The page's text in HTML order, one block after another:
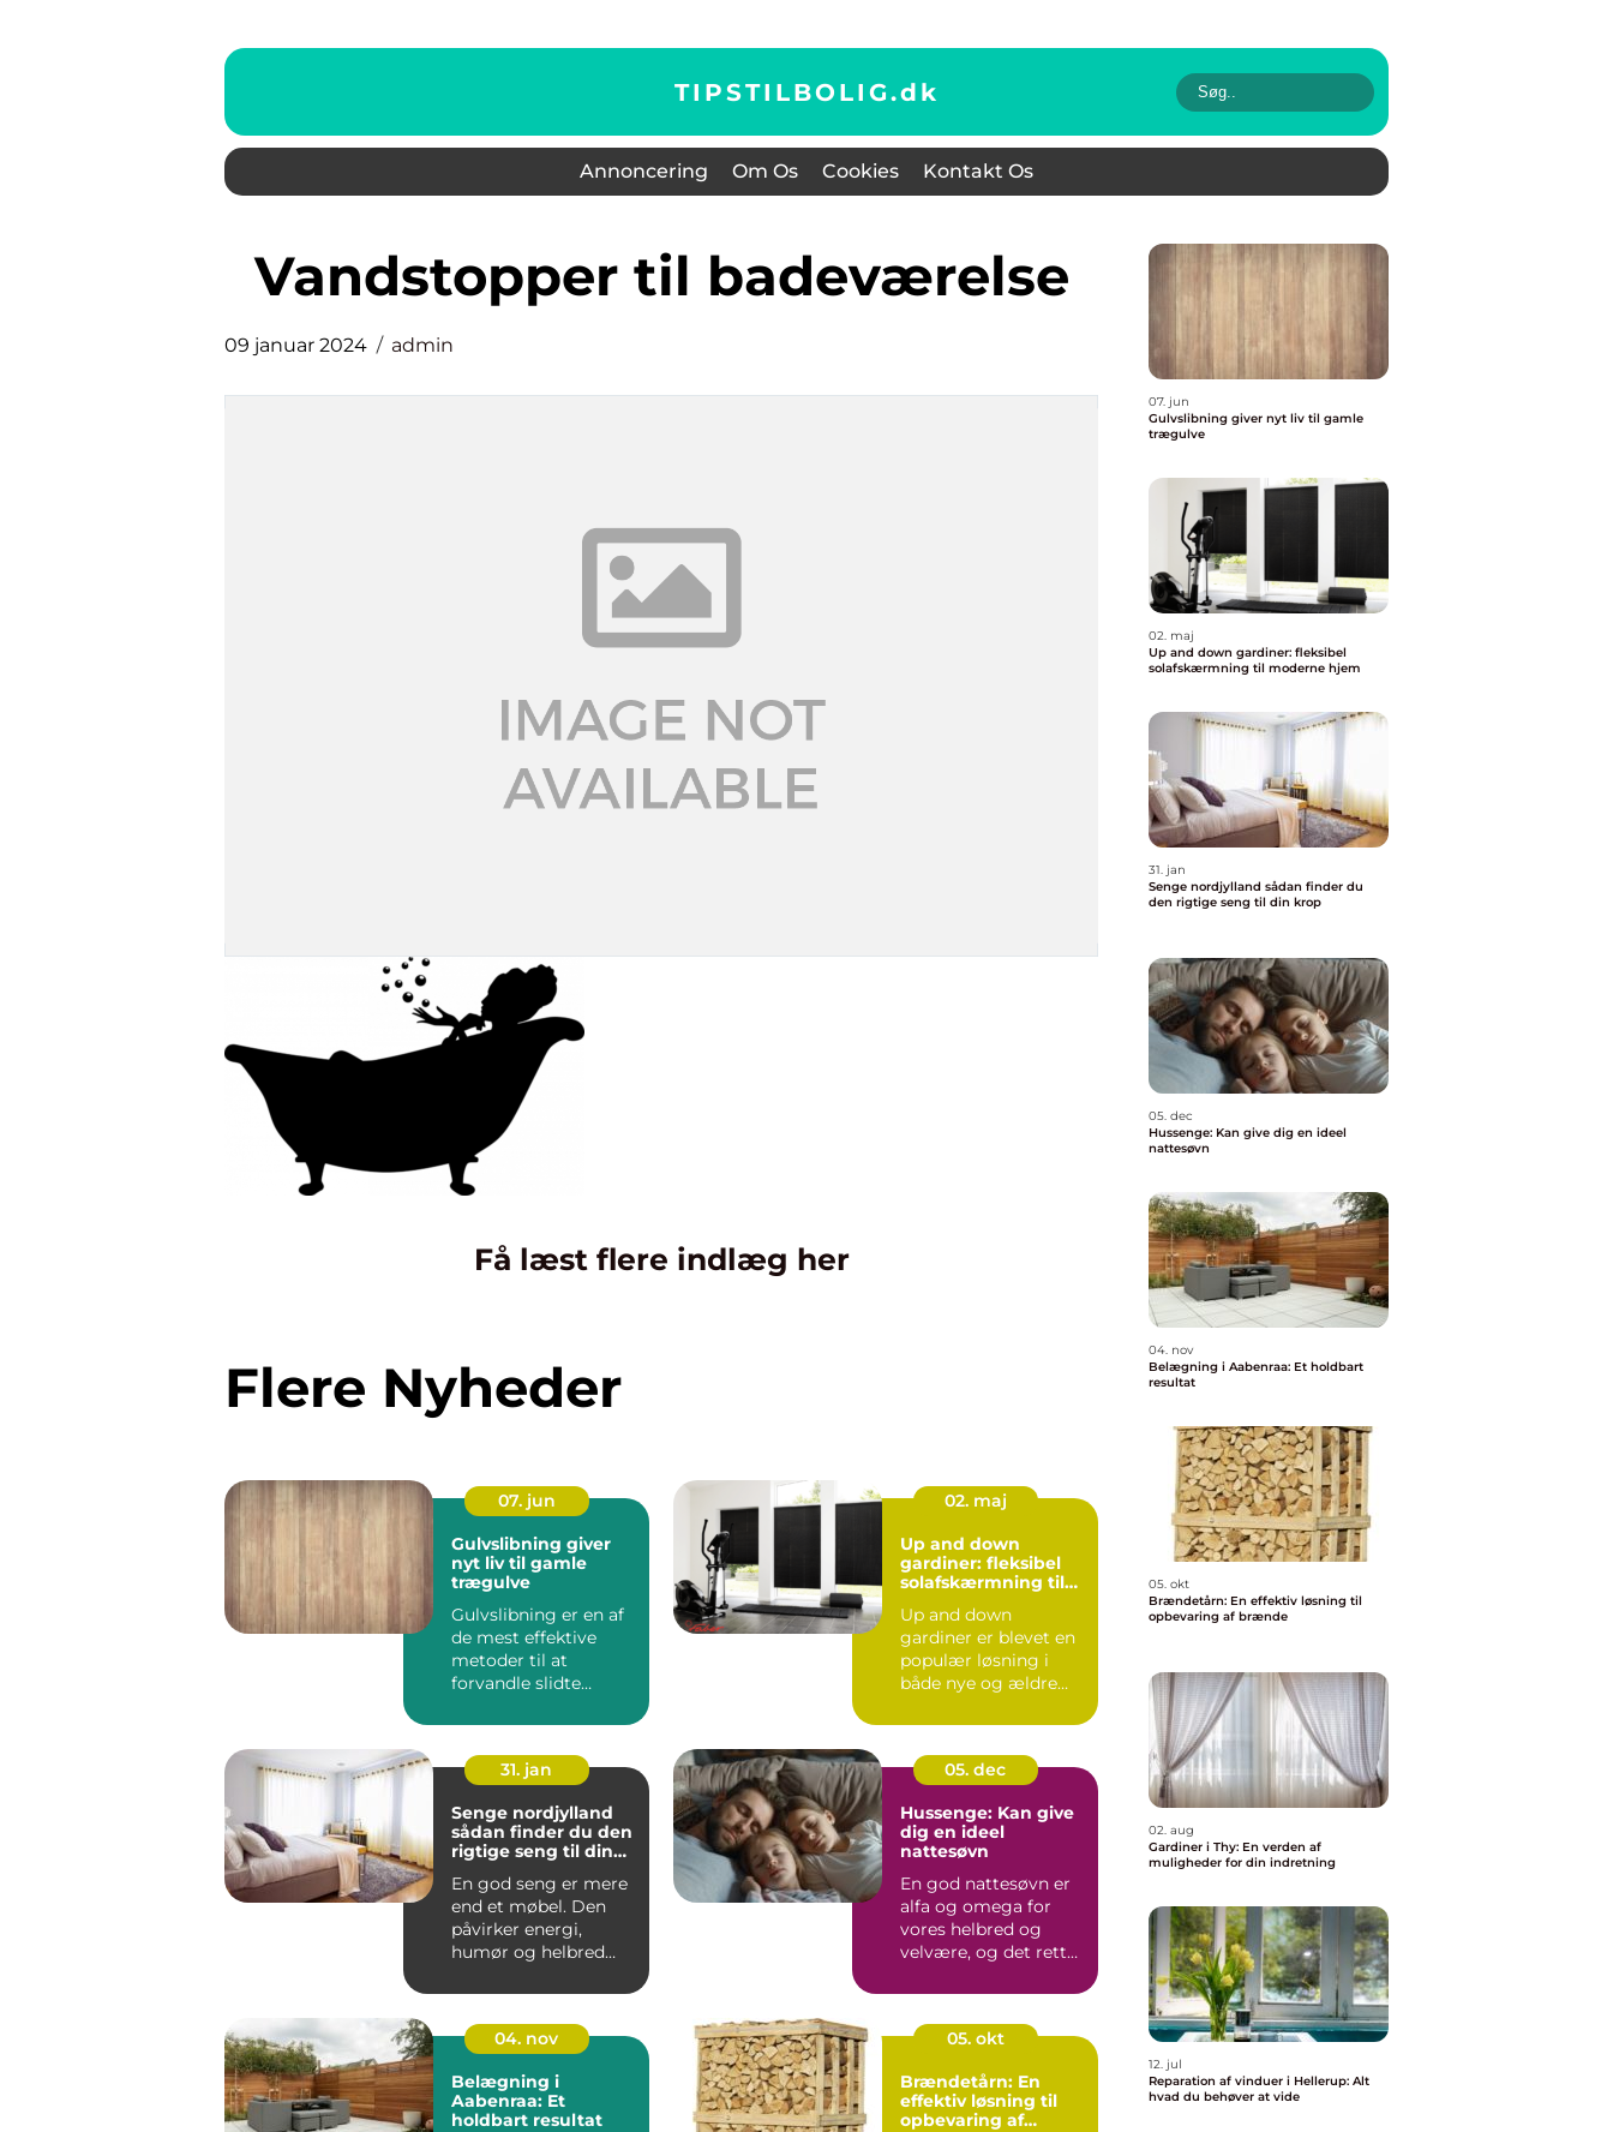
TIPSTILBOLIG.dk
Annoncering Om Os Cookies Kontakt Os
vandstopper til badeværelse
09 januar 2024 admin
Få læst flere indlæg her
Flere Nyheder
07. jun
Gulvslibning giver
nyt liv til gamle
trægulve
Gulvslibning er en af
de mest effektive
metoder til at
forvandle slidte
de...
02. maj
Up and down
gardiner: fleksibel
solafskærmning til
Up and down
gardiner er blevet en
populær løsning i
både nye og ældre
31. jan
Senge nordjylland
sådan finder du den
rigtige seng til din
En god seng er mere
end et møbel. Den
påvirker energi,
humør og helbred
Mange nordj...
05. dec
Hussenge: Kan give
dig en ideel
nattesøvn
En god nattesøvn er
alfa og omega for
vores helbred og
velvære, og det rette
04. nov
Belægning i
Aabenraa: Et
holdbart resultat
05. okt
Brændetårn: En
effektiv løsning til
opbevaring af
07. jun
Gulvslibning giver nyt liv til gamle
trægulve
02. maj
Up and down gardiner: fleksibel
solafskærmning til moderne hjem
31. jan
Senge nordjylland sådan finder du
den rigtige seng til din krop
05. dec
Hussenge: Kan give dig en ideel
nattesøvn
04. nov
Belægning i Aabenraa: Et holdbart
resultat
05. okt
Brændetårn: En effektiv løsning til
opbevaring af brænde
02. aug
Gardiner i Thy: En verden af
muligheder for din indretning
12. jul
Reparation af vinduer i Hellerup: Alt
hvad du behøver at vide